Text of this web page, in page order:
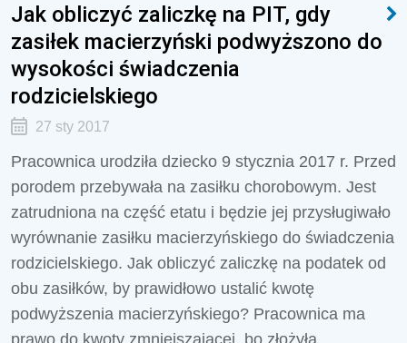
Jak obliczyć zaliczkę na PIT, gdy
zasiłek macierzyński podwyższono do
wysokości świadczenia
rodzicielskiego
27 sty 2017
Pracownica urodziła dziecko 9 stycznia 2017 r. Przed
porodem przebywała na zasiłku chorobowym. Jest
zatrudniona na część etatu i będzie jej przysługiwało
wyrównanie zasiłku macierzyńskiego do świadczenia
rodzicielskiego. Jak obliczyć zaliczkę na podatek od
obu zasiłków, by prawidłowo ustalić kwotę
podwyższenia macierzyńskiego? Pracownica ma
prawo do kwoty zmniejszającej, bo złożyła